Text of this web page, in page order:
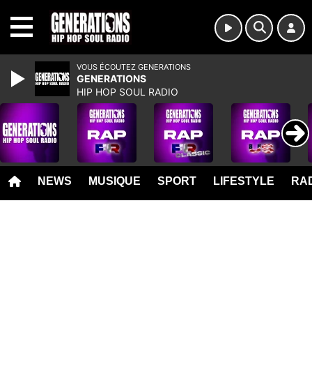
NEWS MUSIQUE SPORT LIFESTYLE
VOUS ÉCOUTEZ GENERATIONS
GENERATIONS
HIP HOP SOUL RADIO